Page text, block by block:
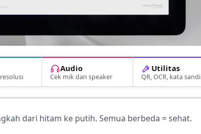
Audio
Cek mik dan speaker
Utilitas
QR, OCR, kata sandi
dari hitam ke putih. Semua berbeda = sehat.